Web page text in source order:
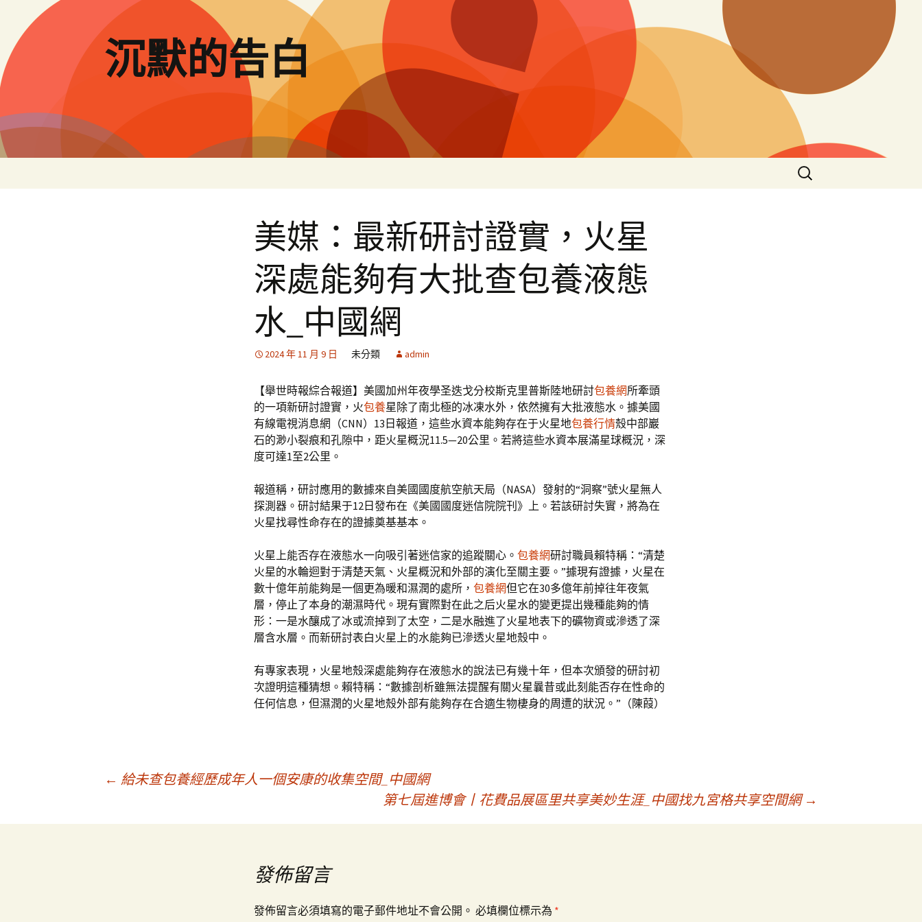
要
內
容
沉默的告白
搜
尋
美媒：最新研討證實，火星
深處能夠有大批查包養液態
水_中國網
2024 年 11 月 9 日 未分類 admin
【舉世時報綜合報道】美國加州年夜學圣迭戈分校斯克里普斯陸地研討包養網所牽頭
的一項新研討證實，火包養星除了南北極的冰凍水外，依然擁有大批液態水。據美國
有線電視消息網（CNN）13日報道，這些水資本能夠存在于火星地包養行情殼中部巖
石的渺小裂痕和孔隙中，距火星概況11.5—20公里。若將這些水資本展滿星球概況，深
度可達1至2公里。
報道稱，研討應用的數據來自美國國度航空航天局（NASA）發射的“洞察”號火星無人
探測器。研討結果于12日發布在《美國國度迷信院院刊》上。若該研討失實，將為在
火星找尋性命存在的證據奠基基本。
火星上能否存在液態水一向吸引著迷信家的追蹤關心。 包養網研討職員賴特稱：“清楚
火星的水輪迴對于清楚天氣、火星概況和外部的演化至關主要。”據現有證據，火星在
數十億年前能夠是一個更為暖和濕潤的處所， 包養網但它在30多億年前掉往年夜氣
層，停止了本身的潮濕時代。現有實際對在此之后火星水的變更提出幾種能夠的情
形：一是水釀成了冰或流掉到了太空，二是水融進了火星地表下的礦物資或滲透了深
層含水層。而新研討表白火星上的水能夠已滲透火星地殼中。
有專家表現，火星地殼深處能夠存在液態水的說法已有幾十年，但本次頒發的研討初
次證明這種猜想。賴特稱：“數據剖析雖無法提醒有關火星曩昔或此刻能否存在性命的
任何信息，但濕潤的火星地殼外部有能夠存在合適生物棲身的周遭的狀況。”（陳葭）
章
← 給未查包養經歷成年人一個安康的收集空間_中國網
第七屆進博會丨花費品展區里共享美妙生涯_中國找九宮格共享空間網 →
發佈留言
發佈留言必須填寫的電子郵件地址不會公開。 必填欄位標示為 *